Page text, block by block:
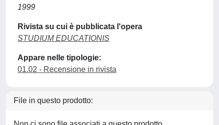
1999
Rivista su cui è pubblicata l'opera
STUDIUM EDUCATIONIS
Appare nelle tipologie:
01.02 - Recensione in rivista
File in questo prodotto: